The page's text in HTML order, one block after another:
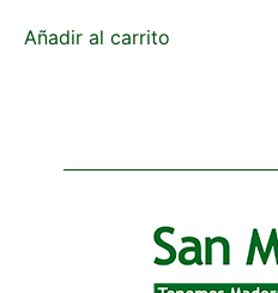
Añadir al carrito